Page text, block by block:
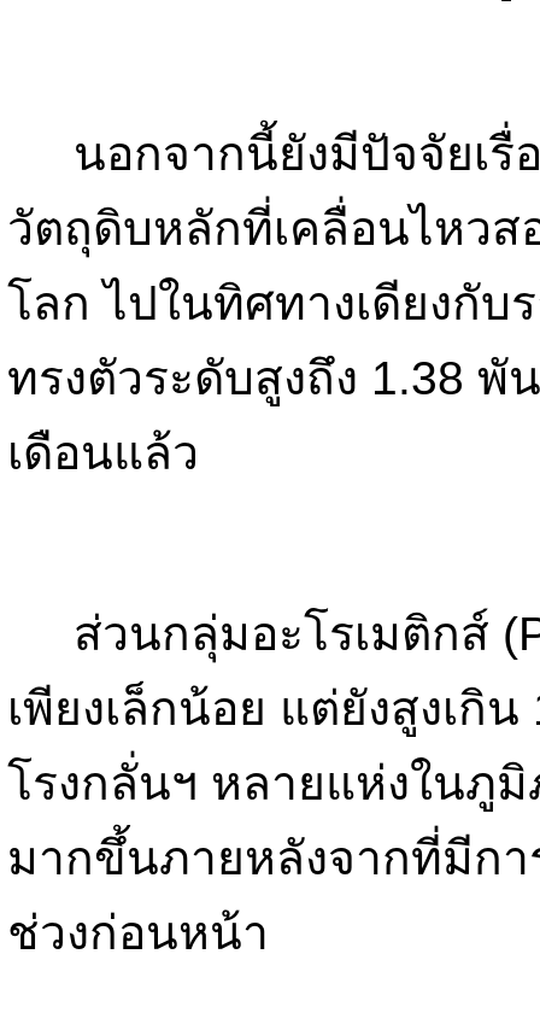
นอกจากนี้ยังมีปัจจัยเรื่
วัตถุดิบหลักที่เคลื่อนไหว
โลก ไปในทิศทางเดียงกับ
ทรงตัวระดับสูงถึง 1.38
เดือนแล้ว
ส่วนกลุ่มอะโรเมติกส์
เพียงเล็กน้อย แต่ยังสูงเกิ
โรงกลั่นฯ หลายแห่งในภู
มากขึ้นภายหลังจากที่มีกา
ช่วงก่อนหน้า